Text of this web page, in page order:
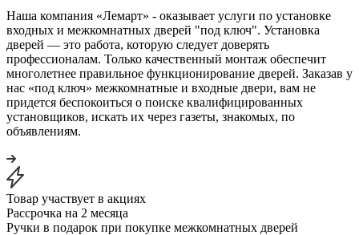
Наша компания «Лемарт» - оказывает услуги по установке
входных и межкомнатных дверей "под ключ". Установка
дверей — это работа, которую следует доверять
профессионалам. Только качественный монтаж обеспечит
многолетнее правильное функционирование дверей. Заказав у
нас «под ключ» межкомнатные и входные двери, вам не
придется беспокоиться о поиске квалифицированных
установщиков, искать их через газеты, знакомых, по
объявлениям.
Товар участвует в акциях
Рассрочка на 2 месяца
Ручки в подарок при покупке межкомнатных дверей